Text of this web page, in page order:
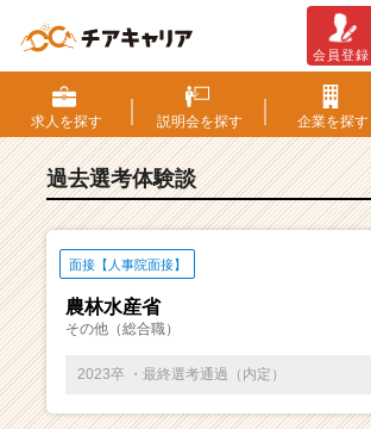
S・
選
考
験
チ
ー・
会員登録
求人を探す 説明会を探す 企業を探す
過去選考体験談
面接【人事院面接】
農林水産省
その他（総合職）
2023卒 ・最終選考通過（内定）